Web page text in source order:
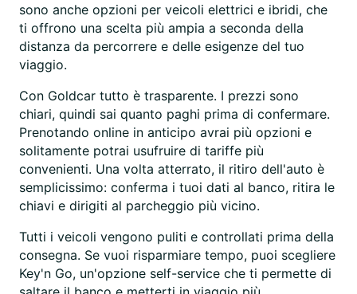
sono anche opzioni per veicoli elettrici e ibridi, che
ti offrono una scelta più ampia a seconda della
distanza da percorrere e delle esigenze del tuo
viaggio.
Con Goldcar tutto è trasparente. I prezzi sono
chiari, quindi sai quanto paghi prima di confermare.
Prenotando online in anticipo avrai più opzioni e
solitamente potrai usufruire di tariffe più
convenienti. Una volta atterrato, il ritiro dell'auto è
semplicissimo: conferma i tuoi dati al banco, ritira le
chiavi e dirigiti al parcheggio più vicino.
Tutti i veicoli vengono puliti e controllati prima della
consegna. Se vuoi risparmiare tempo, puoi scegliere
Key'n Go, un'opzione self-service che ti permette di